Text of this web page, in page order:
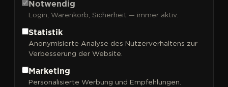
Kein Produkt definiert
Notwendig
Login, Warenkorb, Sicherheit — immer aktiv.
Statistik
Anonymisierte Analyse des Nutzerverhaltens zur
Verbesserung der Website.
Marketing
Personalisierte Werbung und Empfehlungen.